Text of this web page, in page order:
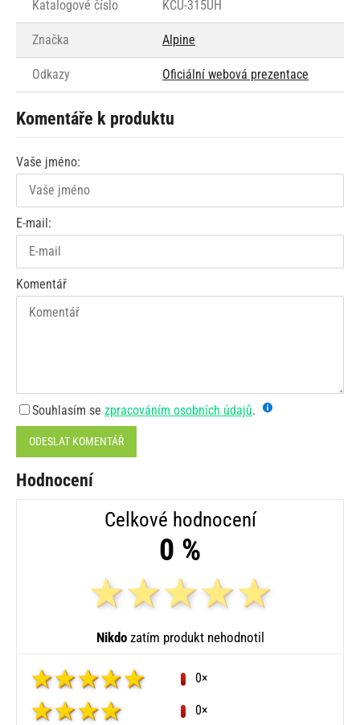
Katalogové číslo KCU-315UH
Značka Alpine
Odkazy Oficiální webová prezentace
Komentáře k produktu
Vaše jméno:
E-mail:
Komentář
Souhlasím se zpracováním osobních údajů.
ODESLAT KOMENTÁŘ
Hodnocení
Celkové hodnocení
0 %
Nikdozatím produkt nehodnotil
0×
0×